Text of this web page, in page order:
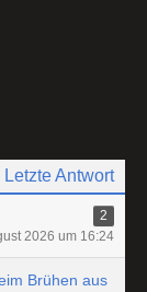
Letzte Antwort
2
2026 um 16:24
Brühen aus